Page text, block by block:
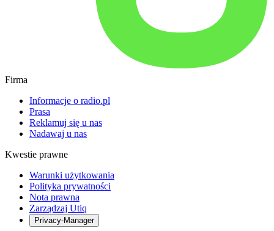
Firma
Informacje o radio.pl
Prasa
Reklamuj się u nas
Nadawaj u nas
Kwestie prawne
Warunki użytkowania
Polityka prywatności
Nota prawna
Zarządzaj Utiq
Privacy-Manager